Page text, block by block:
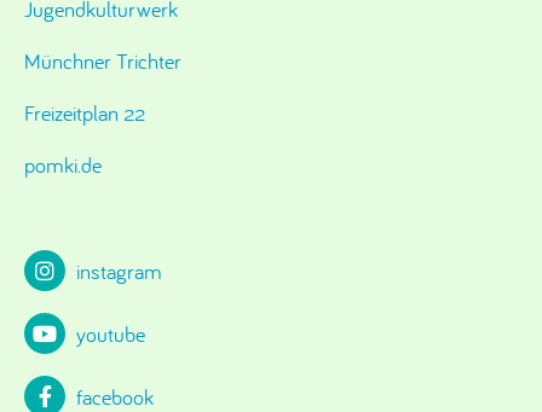
Jugendkulturwerk
Münchner Trichter
Freizeitplan 22
pomki.de
instagram
youtube
facebook